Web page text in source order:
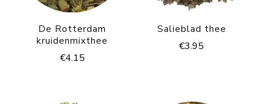
De Rotterdam
kruidenmixthee
€4.15
Salieblad thee
€3.95